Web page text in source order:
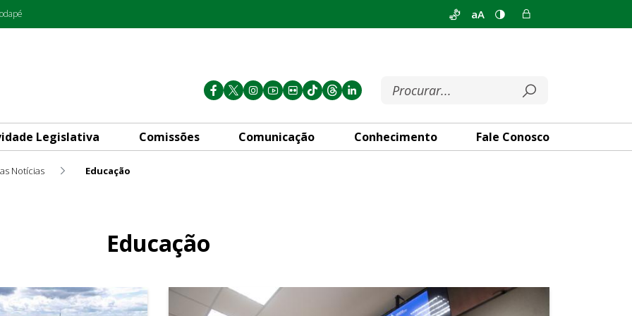
aA
Legislativa Comissões Comunicação Conhecimento Fale Conosco
Notícias Educação
Educação